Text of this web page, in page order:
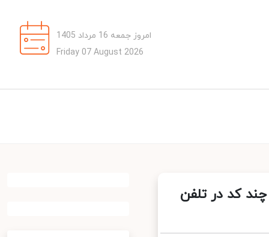
امروز جمعه 16 مرداد 1405
Friday 07 August 2026
کد در تلفن